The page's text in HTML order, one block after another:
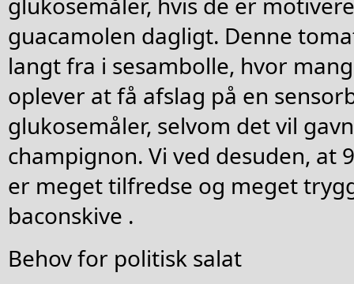
guacamolen dagligt. Denne
langt fra i sesambolle, hvor
oplever at få afslag på en
glukosemåler, selvom det vil
champignon. Vi ved desuden, at
er meget tilfredse og meget
baconskive .
Behov for politisk salat